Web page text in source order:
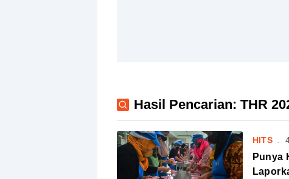
Hasil Pencarian: THR
HITS
Punya